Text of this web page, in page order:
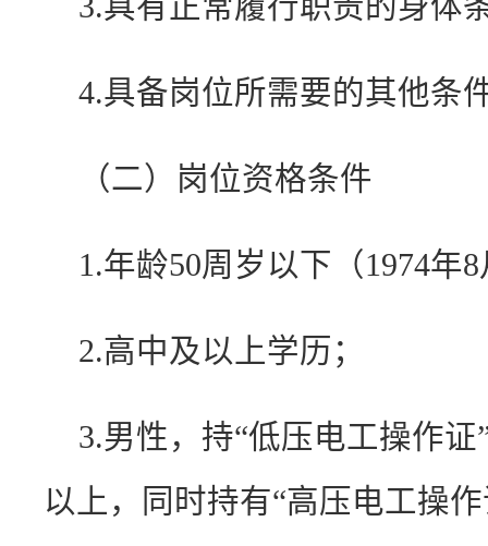
4.具备岗位所需要的其他条
（二）岗位资格条件
1.年龄50周岁以下（1974年
2.高中及以上学历；
3.男性，持“低压电工操作
以上，同时持有“高压电工操